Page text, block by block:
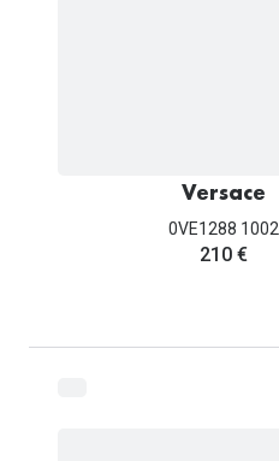
Versace
0VE1288 1002
210 €